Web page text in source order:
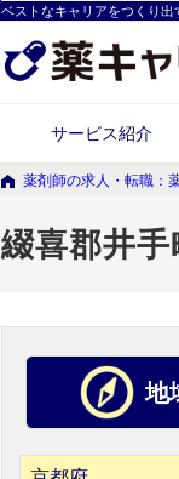
ベストなキャリアをつくり
サービス紹介
薬剤師の求人・転職：
綴喜郡井手
地